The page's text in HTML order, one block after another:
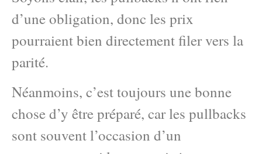
d’une obligation, donc les prix
pourraient bien directement filer vers la
parité.
Néanmoins, c’est toujours une bonne
chose d’y être préparé, car les pullbacks
sont souvent l’occasion d’un